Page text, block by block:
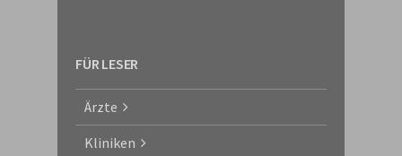
FÜR LESER
Ärzte
Kliniken